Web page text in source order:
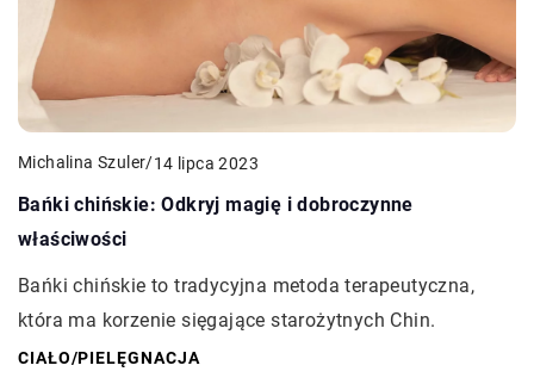
Michalina Szuler/14 lipca 2023
Bańki chińskie: Odkryj magię i dobroczynne
właściwości
Bańki chińskie to tradycyjna metoda terapeutyczna,
która ma korzenie sięgające starożytnych Chin.
CIAŁO/PIELĘGNACJA